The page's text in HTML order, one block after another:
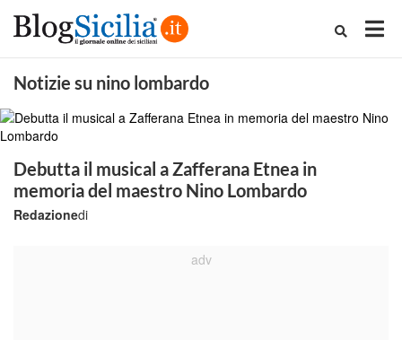
Notizie su nino lombardo
Debutta il musical a Zafferana Etnea in
memoria del maestro Nino Lombardo
di
Redazione